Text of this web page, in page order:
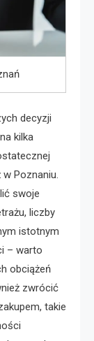
decyzji
kilka
Poznaniu.
swoje
liczby
istotnym
– warto
obciążeń
zwrócić
takie